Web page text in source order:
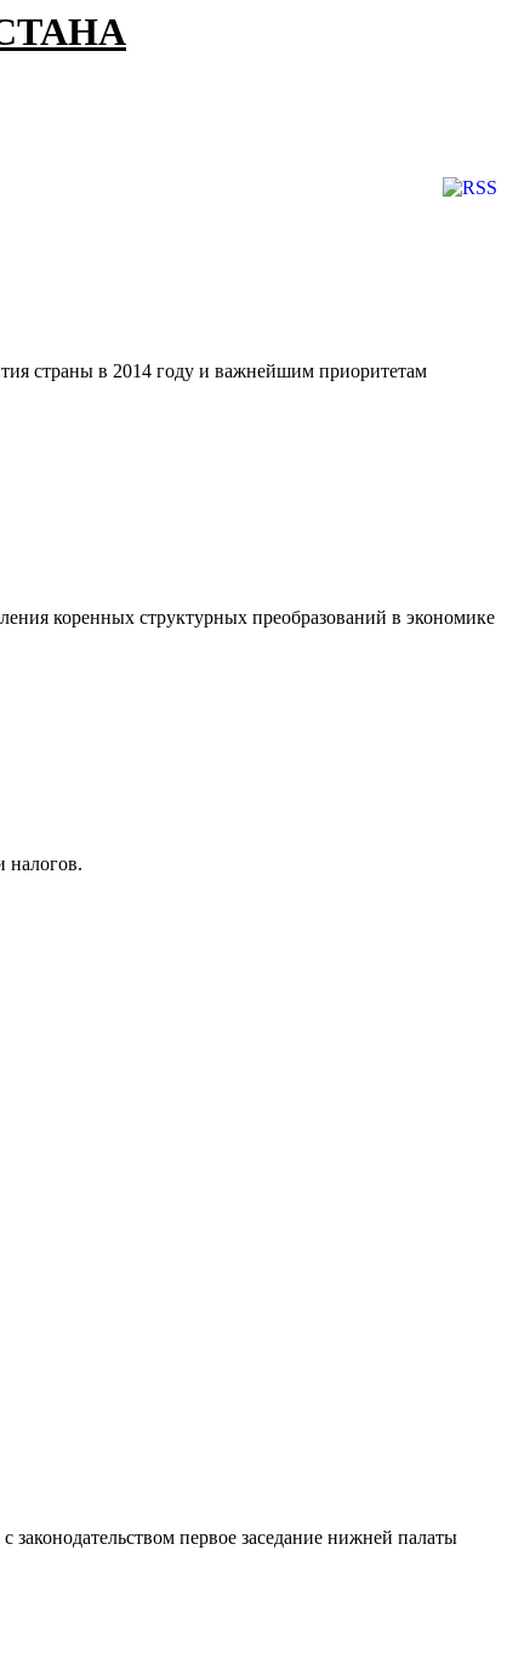
страны в 2014 году и важнейшим приоритетам
коренных структурных преобразований в экономике
налогов.
первое заседание нижней палаты